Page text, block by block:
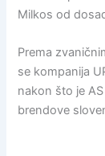
Milkos od
Prema
se kompanija
nakon što je
brendove